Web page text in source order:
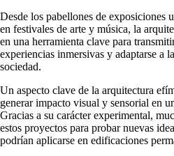
Desde los pabellones de exposiciones
en festivales de arte y música, la
en una herramienta clave para
experiencias inmersivas y adaptarse a
sociedad.
Un aspecto clave de la arquitectura
generar impacto visual y sensorial en
Gracias a su carácter experimental,
estos proyectos para probar nuevas
podrían aplicarse en edificaciones